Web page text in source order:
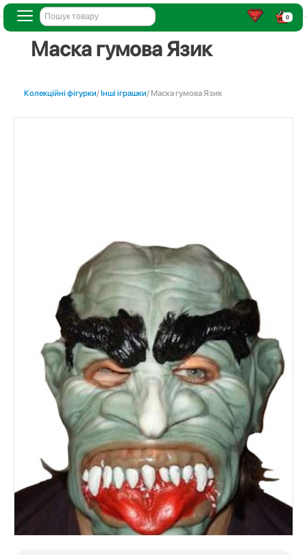
0
Маска гумова Язик
Колекційні фігурки/Інші іграшки/ Маска гумова Язик